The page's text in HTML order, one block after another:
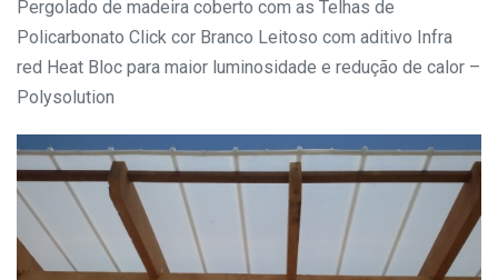
Pergolado de madeira coberto com as Telhas de
Policarbonato Click cor Branco Leitoso com aditivo Infra
red Heat Bloc para maior luminosidade e redução de calor –
Polysolution